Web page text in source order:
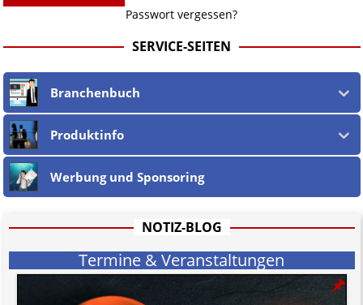
Passwort vergessen?
SERVICE-SEITEN
Branchenbuch
Produktinfo
Werbung und Sponsoring
NOTIZ-BLOG
Termine & Veranstaltungen